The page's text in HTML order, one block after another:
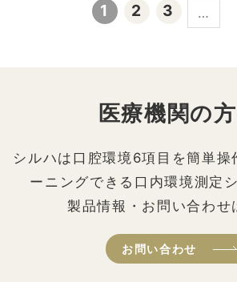
1 2 3 …
医療機関の
シルハは口腔環境6項目を簡単操
ーニングできる口内環境測定
製品情報・お問い合わせ
お問い合わせ